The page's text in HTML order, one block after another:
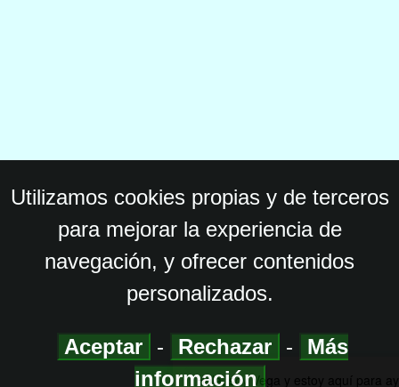
Utilizamos cookies propias y de terceros
para mejorar la experiencia de
navegación, y ofrecer contenidos
personalizados.
Aceptar - Rechazar -
Más
información